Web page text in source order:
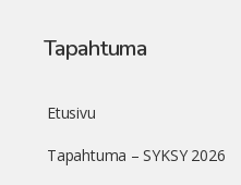
Tapahtuma
Etusivu
Tapahtuma – SYKSY 2026